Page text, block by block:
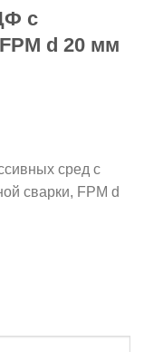
с
d 20 мм
сред с
сварки, FPM d